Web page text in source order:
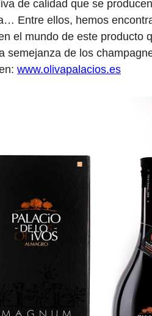
de calidad que se
Entre ellos, hemos
el mundo de este producto
semejanza de los
www.olivapalacios.es